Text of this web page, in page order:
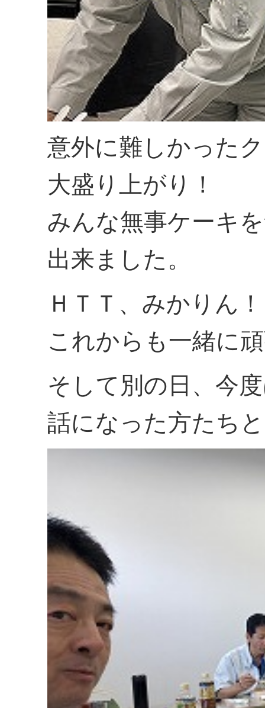
意外に難しかった
大盛り上がり！
みんな無事ケーキ
出来ました。
ＨＴＴ、みかりん！
これからも一緒に
そして別の日、今
話になった方たち